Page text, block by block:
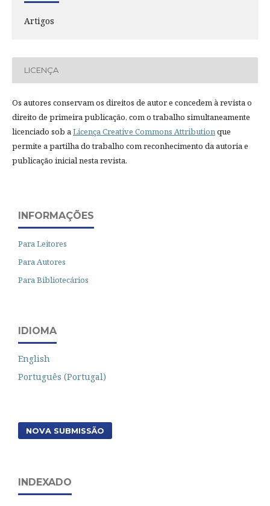
Artigos
LICENÇA
Os autores conservam os direitos de autor e concedem à revista o
direito de primeira publicação, com o trabalho simultaneamente
licenciado sob aLicença Creative Commons Attributionque
permite a partilha do trabalho com reconhecimento da autoria e
publicação inicial nesta revista.
INFORMAÇÕES
Para Leitores
Para Autores
Para Bibliotecários
IDIOMA
English
Português (Portugal)
NOVA SUBMISSÃO
INDEXADO